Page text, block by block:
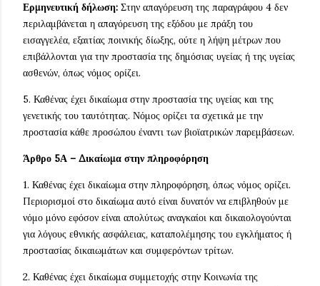
Ερμηνευτική δήλωση: Στην απαγόρευση της παραγράφου 4 δεν
περιλαμβάνεται η απαγόρευση της εξόδου με πράξη του
εισαγγελέα, εξαιτίας ποινικής δίωξης, ούτε η λήψη μέτρων που
επιβάλλονται για την προστασία της δημόσιας υγείας ή της υγείας
ασθενών, όπως νόμος ορίζει.
5. Καθένας έχει δικαίωμα στην προστασία της υγείας και της
γενετικής του ταυτότητας. Νόμος ορίζει τα σχετικά με την
προστασία κάθε προσώπου έναντι των βιοϊατρικών παρεμβάσεων.
Άρθρο 5Α – Δικαίωμα στην πληροφόρηση
1. Καθένας έχει δικαίωμα στην πληροφόρηση, όπως νόμος ορίζει.
Περιορισμοί στο δικαίωμα αυτό είναι δυνατόν να επιβληθούν με
νόμο μόνο εφόσον είναι απολύτως αναγκαίοι και δικαιολογούνται
για λόγους εθνικής ασφάλειας, καταπολέμησης του εγκλήματος ή
προστασίας δικαιωμάτων και συμφερόντων τρίτων.
2. Καθένας έχει δικαίωμα συμμετοχής στην Κοινωνία της